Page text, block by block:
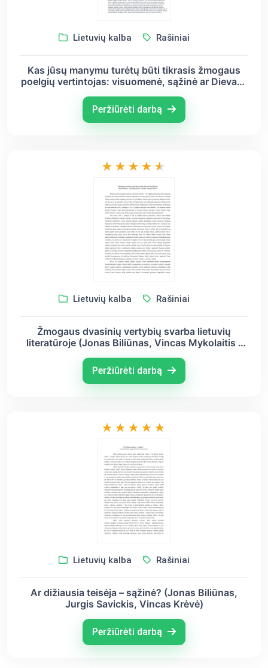
Lietuvių kalba Rašiniai
Kas jūsų manymu turėtų būti tikrasis žmogaus
poelgių vertintojas: visuomenė, sąžinė ar Dievas?
A.Škėma)
Peržiūrėti darbą
Lietuvių kalba Rašiniai
Žmogaus dvasinių vertybių svarba lietuvių
literatūroje (Jonas Biliūnas, Vincas Mykolaitis -
Peržiūrėti darbą
Lietuvių kalba Rašiniai
Ar dižiausia teisėja – sąžinė? (Jonas Biliūnas,
Jurgis Savickis, Vincas Krėvė)
Peržiūrėti darbą